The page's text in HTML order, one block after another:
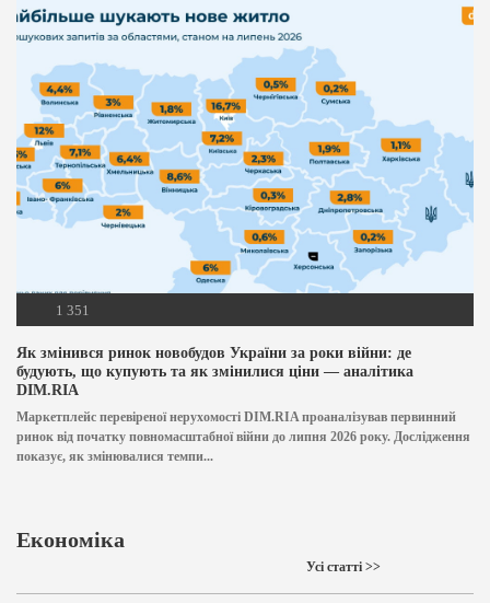
1 351
Як змінився ринок новобудов України за роки війни: де
будують, що купують та як змінилися ціни — аналітика
DIM.RIA
Маркетплейс перевіреної нерухомості DIM.RIA проаналізував первинний
ринок від початку повномасштабної війни до липня 2026 року. Дослідження
показує, як змінювалися темпи...
Економіка
Усі статті >>